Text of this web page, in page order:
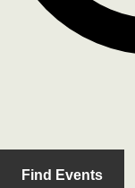
Find Events